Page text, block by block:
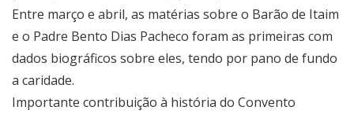
Entre março e abril, as matérias sobre o Barão de Itaim
e o Padre Bento Dias Pacheco foram as primeiras com
dados biográficos sobre eles, tendo por pano de fundo
a caridade.
Importante contribuição à história do Convento